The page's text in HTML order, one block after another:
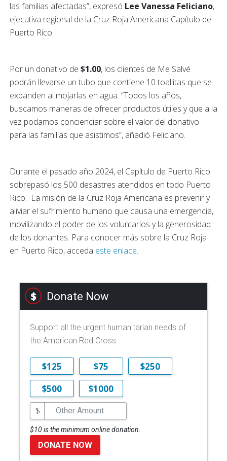
las familias afectadas”, expresó Lee Vanessa Feliciano,
ejecutiva regional de la Cruz Roja Americana Capítulo de
Puerto Rico.
Por un donativo de $1.00, los clientes de Me Salvé
podrán llevarse un tubo que contiene 10 toallitas que se
expanden al mojarlas en agua. “Todos los años,
buscamos maneras de ofrecer productos útiles y que a la
vez podamos concienciar sobre el valor del donativo
para las familias que asistimos”, añadió Feliciano.
Durante el pasado año 2024, el Capítulo de Puerto Rico
sobrepasó los 500 desastres atendidos en todo Puerto
Rico. La misión de la Cruz Roja Americana es prevenir y
aliviar el sufrimiento humano que causa una emergencia,
movilizando el poder de los voluntarios y la generosidad
de los donantes. Para conocer más sobre la Cruz Roja
en Puerto Rico, acceda este enlace.
Donate Now
Support all the urgent humanitarian needs of
the American Red Cross.
$125 $75
$250
$500
$1000
$
$10 is the minimum online donation.
DONATE NOW